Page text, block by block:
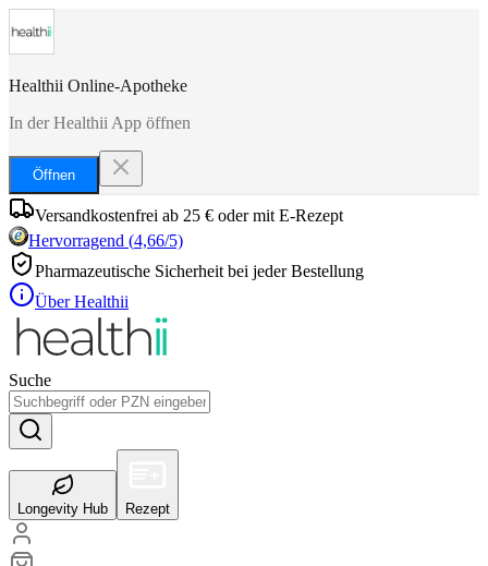
Healthii Online-Apotheke
In der Healthii App öffnen
Öffnen
Versandkostenfrei ab 25 € oder mit E-Rezept
Hervorragend (4,66/5)
Pharmazeutische Sicherheit bei jeder Bestellung
Über Healthii
Suche
Longevity Hub Rezept